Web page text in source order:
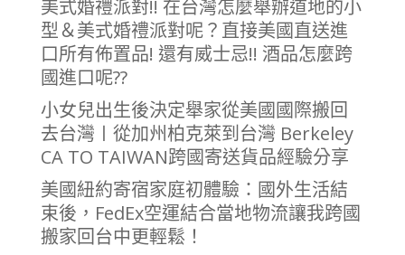
美式婚禮派對!! 在台灣怎麼舉辦道地的小
型＆美式婚禮派對呢？直接美國直送進
口所有佈置品! 還有威士忌!! 酒品怎麼跨
國進口呢??
小女兒出生後決定舉家從美國國際搬回
去台灣〡從加州柏克萊到台灣 Berkeley
CA TO TAIWAN跨國寄送貨品經驗分享
美國紐約寄宿家庭初體驗：國外生活結
束後，FedEx空運結合當地物流讓我跨國
搬家回台中更輕鬆！